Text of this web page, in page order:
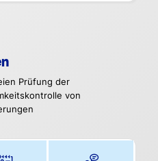
Prüfung der
von